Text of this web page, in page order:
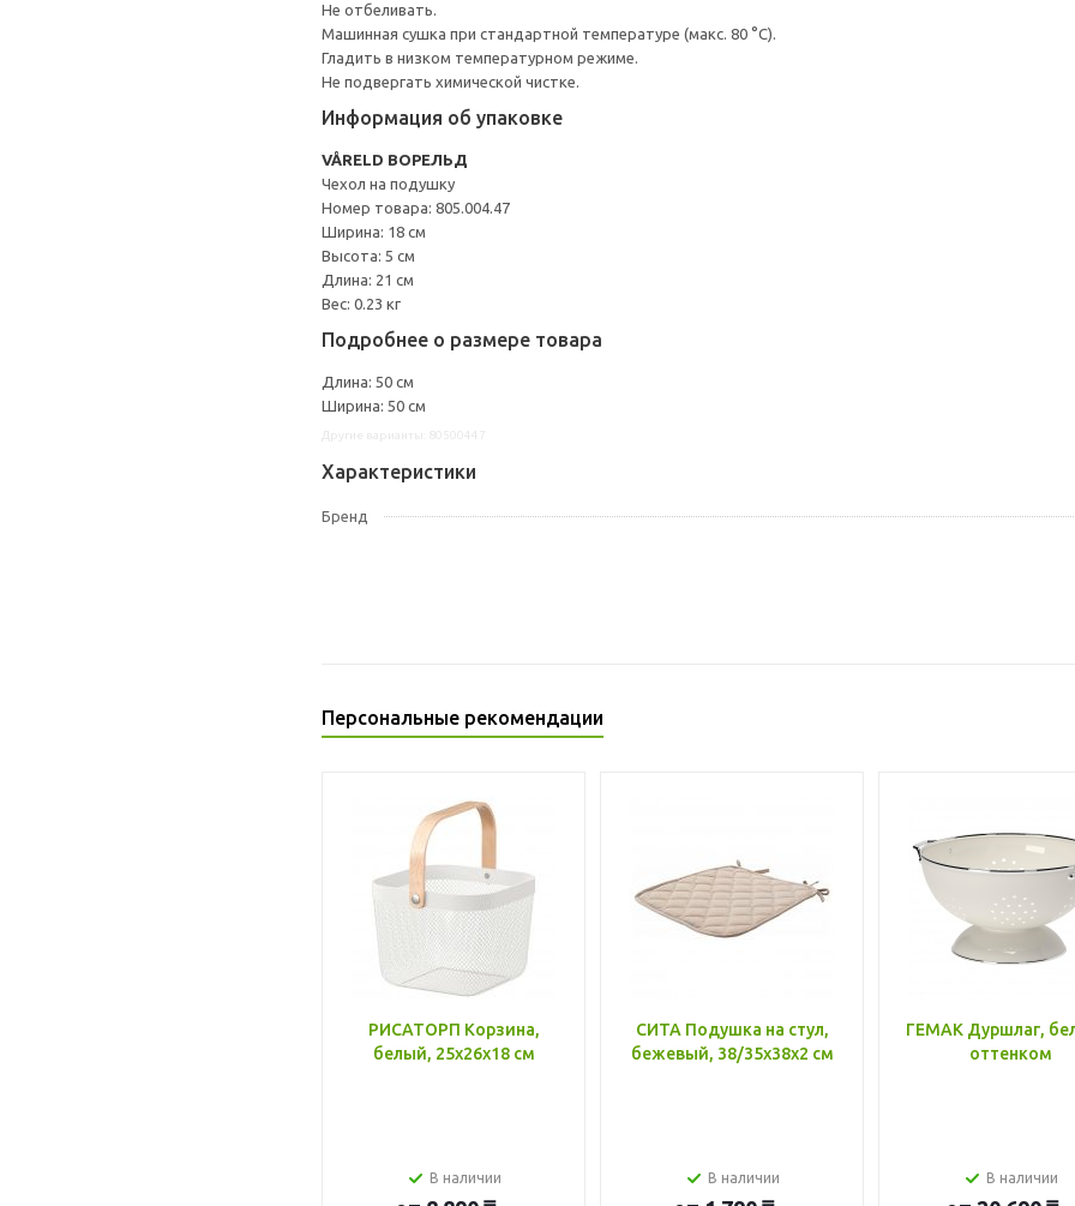
Не отбеливать.
Машинная сушка при стандартной температуре (макс. 80 °C).
Гладить в низком температурном режиме.
Не подвергать химической чистке.
Информация об упаковке
VÅRELD ВОРЕЛЬД
Чехол на подушку
Номер товара: 805.004.47
Ширина: 18 см
Высота: 5 см
Длина: 21 см
Вес: 0.23 кг
Подробнее о размере товара
Длина: 50 см
Ширина: 50 см
Характеристики
Бренд
Персональные рекомендации
РИСАТОРП Корзина,
белый, 25x26x18 см
В наличии
СИТА Подушка на стул,
бежевый, 38/35x38x2 см
В наличии
ГЕМАК Дуршлаг,
оттенком
В наличии